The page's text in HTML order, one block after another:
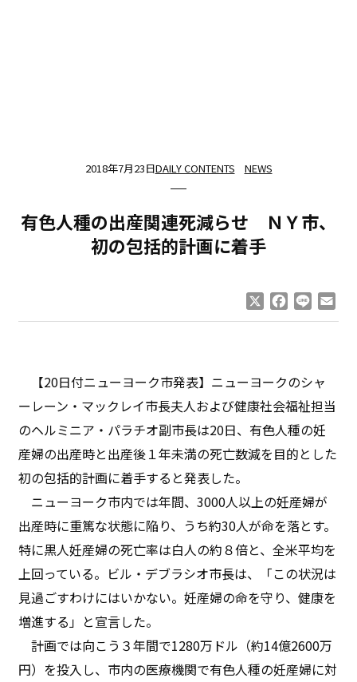
2018年7月23日DAILY CONTENTS NEWS
有色人種の出産関連死減らせ ＮＹ市、
初の包括的計画に着手
Facebook
Line
【20日付ニューヨーク市発表】ニューヨークのシャ
ーレーン・マックレイ市長夫人および健康社会福祉担当
のヘルミニア・パラチオ副市長は20日、有色人種の妊
産婦の出産時と出産後１年未満の死亡数減を目的とした
初の包括的計画に着手すると発表した。
ニューヨーク市内では年間、3000人以上の妊産婦が
出産時に重篤な状態に陥り、うち約30人が命を落とす。
特に黒人妊産婦の死亡率は白人の約８倍と、全米平均を
上回っている。ビル・デブラシオ市長は、「この状況は
見過ごすわけにはいかない。妊産婦の命を守り、健康を
増進する」と宣言した。
計画では向こう３年間で1280万ドル（約14億2600万
円）を投入し、市内の医療機関で有色人種の妊産婦に対